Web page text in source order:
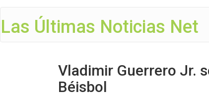
Las Últimas Noticias Net
Vladimir Guerrero Jr.
Béisbol